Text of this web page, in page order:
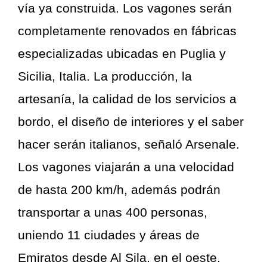
vía ya construida. Los vagones serán
completamente renovados en fábricas
especializadas ubicadas en Puglia y
Sicilia, Italia. La producción, la
artesanía, la calidad de los servicios a
bordo, el diseño de interiores y el saber
hacer serán italianos, señaló Arsenale.
Los vagones viajarán a una velocidad
de hasta 200 km/h, además podrán
transportar a unas 400 personas,
uniendo 11 ciudades y áreas de
Emiratos desde Al Sila, en el oeste,